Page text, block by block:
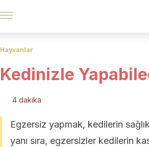
Hayvanlar
Kedinizle
4 dakika
Egzersiz yapmak, kedilerin
yanı sıra, egzersizler kedilerin